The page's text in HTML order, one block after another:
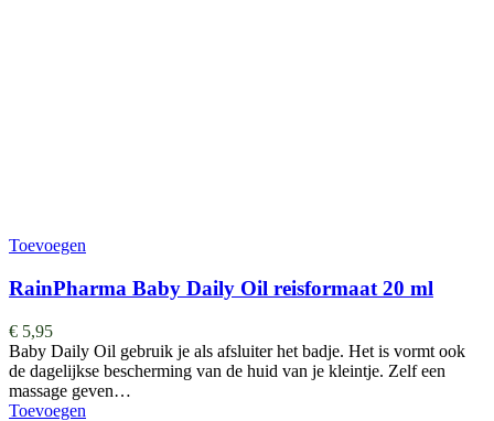
Toevoegen
RainPharma Baby Daily Oil reisformaat 20 ml
€ 5,95
Baby Daily Oil gebruik je als afsluiter het badje. Het is vormt ook
de dagelijkse bescherming van de huid van je kleintje. Zelf een
massage geven…
Toevoegen